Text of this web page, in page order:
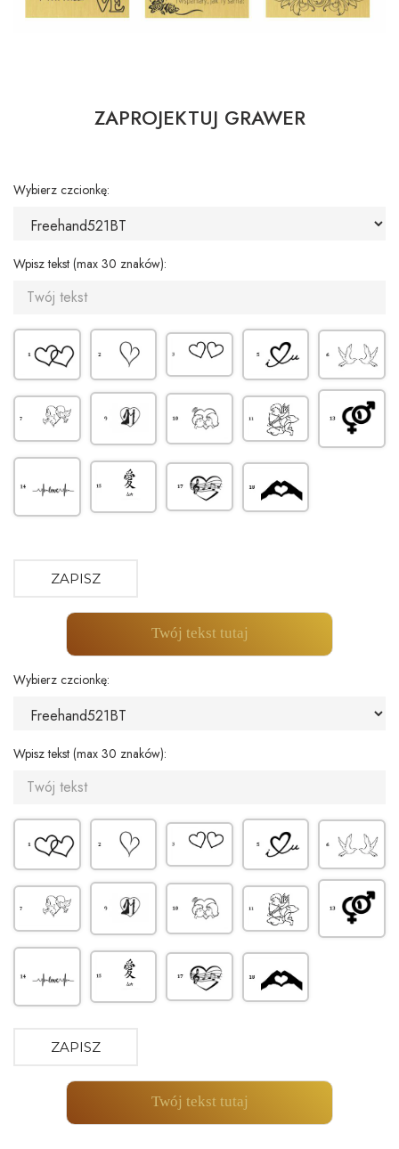
ZAPROJEKTUJ GRAWER
Wybierz czcionkę:
Wpisz tekst (max 30 znaków):
ZAPISZ
Twój tekst tutaj
Wybierz czcionkę:
Wpisz tekst (max 30 znaków):
ZAPISZ
Twój tekst tutaj